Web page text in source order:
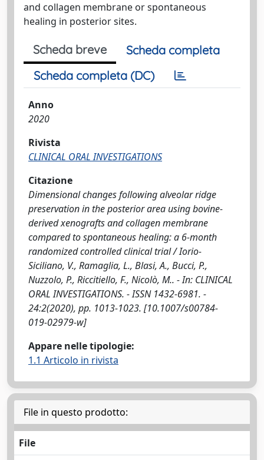
and collagen membrane or spontaneous
healing in posterior sites.
Scheda breve
Scheda completa
Scheda completa (DC)
Anno
2020
Rivista
CLINICAL ORAL INVESTIGATIONS
Citazione
Dimensional changes following alveolar ridge
preservation in the posterior area using bovine-
derived xenografts and collagen membrane
compared to spontaneous healing: a 6-month
randomized controlled clinical trial / Iorio-
Siciliano, V., Ramaglia, L., Blasi, A., Bucci, P.,
Nuzzolo, P., Riccitiello, F., Nicolò, M.. - In: CLINICAL
ORAL INVESTIGATIONS. - ISSN 1432-6981. -
24:2(2020), pp. 1013-1023. [10.1007/s00784-
019-02979-w]
Appare nelle tipologie:
1.1 Articolo in rivista
File in questo prodotto:
File